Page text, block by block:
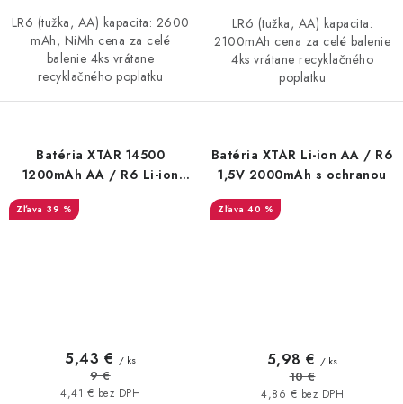
LR6 (tužka, AA) kapacita: 2600
mAh, NiMh cena za celé
balenie 4ks vrátane
recyklačného poplatku
LR6 (tužka, AA) kapacita:
2100mAh cena za celé balenie
4ks vrátane recyklačného
poplatku
Batéria XTAR 14500
1200mAh AA / R6 Li-ion
39 %
4,41 € bez DPH
5,43 € / ks
9 €
Batéria XTAR Li-ion AA / R6
1,5V 2000mAh s ochranou
40 %
4,86 € bez DPH
5,98 € / ks
10 €